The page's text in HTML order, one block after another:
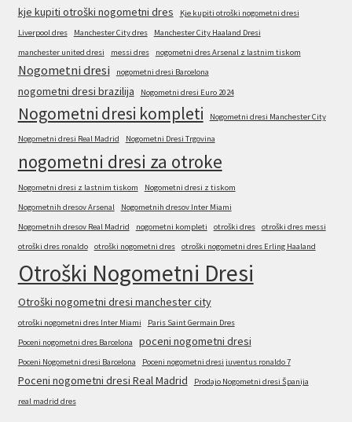
kje kupiti otroški nogometni dres
Kje kupiti otroški nogometni dresi
Liverpool dres
Manchester City dres
Manchester City Haaland Dresi
manchester united dresi
messi dres nogometni dres Arsenal z lastnim tiskom
Nogometni dresi nogometni dresi Barcelona
nogometni dresi brazilija Nogometni dresi Euro 2024
Nogometni dresi kompleti Nogometni dresi Manchester City
Nogometni dresi Real Madrid Nogometni Dresi Trgovina
nogometni dresi za otroke
Nogometni dresi z lastnim tiskom
Nogometni dresi z tiskom
Nogometnih dresov Arsenal
Nogometnih dresov Inter Miami
Nogometnih dresov Real Madrid
nogometni kompleti otroški dres
otroški dres messi
otroški dres ronaldo
otroški nogometni dres otroški nogometni dres Erling Haaland
Otroški Nogometni Dresi
Otroški nogometni dresi manchester city
otroški nogometni dres Inter Miami
Paris Saint Germain Dres
Poceni nogometni dres Barcelona
poceni nogometni dresi
Poceni Nogometni dresi Barcelona Poceni nogometni dresi juventus ronaldo 7
Poceni nogometni dresi Real Madrid
Prodajo Nogometni dresi Španija
real madrid dres